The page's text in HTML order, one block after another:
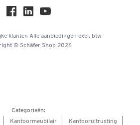
klanten Alle aanbiedingen excl. btw
© Schäfer Shop 2026
Categorieën:
Kantoormeubilair Kantooruitrusting